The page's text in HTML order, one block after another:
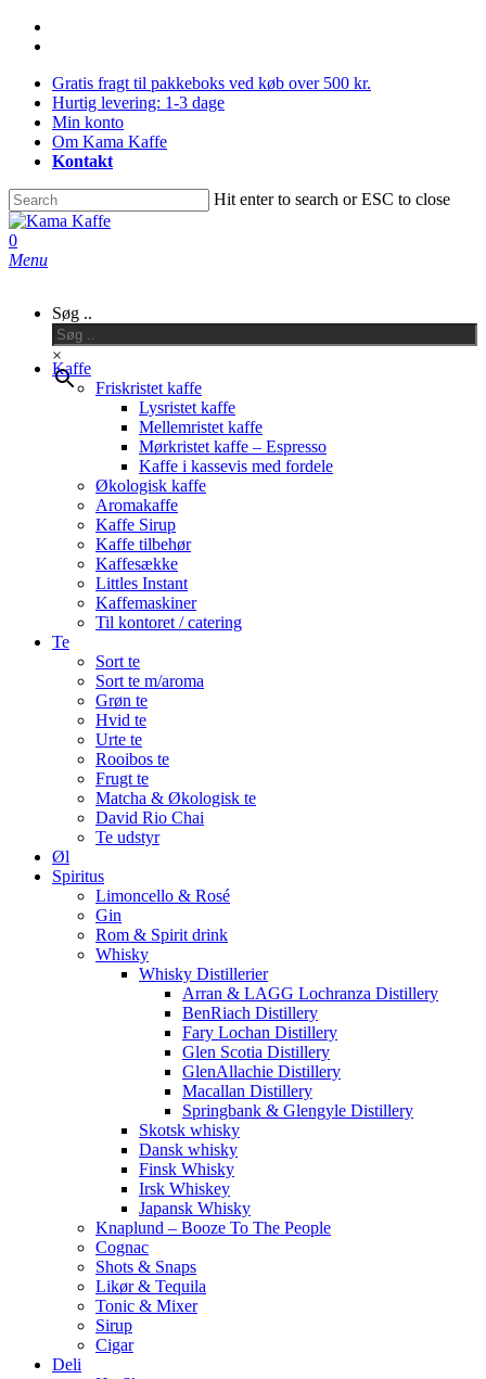
Skip
contentGratis fragt til pakkeboks ved køb over 500 kr.
Hurtig levering: 1-3 dage
Min konto
Om Kama Kaffe
Kontakt
Hit enter to search or ESC to close
Close
Search
0
Menu
Søg ..
×
Kaffe
Friskristet kaffe
Lysristet kaffe
Mellemristet kaffe
Mørkristet kaffe – Espresso
Kaffe i kassevis med fordele
Økologisk kaffe
Aromakaffe
Kaffe Sirup
Kaffe tilbehør
Kaffesække
Littles Instant
Kaffemaskiner
Til kontoret / catering
Te
Sort te
Sort te m/aroma
Grøn te
Hvid te
Urte te
Rooibos te
Frugt te
Matcha & Økologisk te
David Rio Chai
Te udstyr
Øl
Spiritus
Limoncello & Rosé
Gin
Rom & Spirit drink
Whisky
Whisky Distillerier
Arran & LAGG Lochranza Distillery
BenRiach Distillery
Fary Lochan Distillery
Glen Scotia Distillery
GlenAllachie Distillery
Macallan Distillery
Springbank & Glengyle Distillery
Skotsk whisky
Dansk whisky
Finsk Whisky
Irsk Whiskey
Japansk Whisky
Knaplund – Booze To The People
Cognac
Shots & Snaps
Likør & Tequila
Tonic & Mixer
Sirup
Cigar
Deli